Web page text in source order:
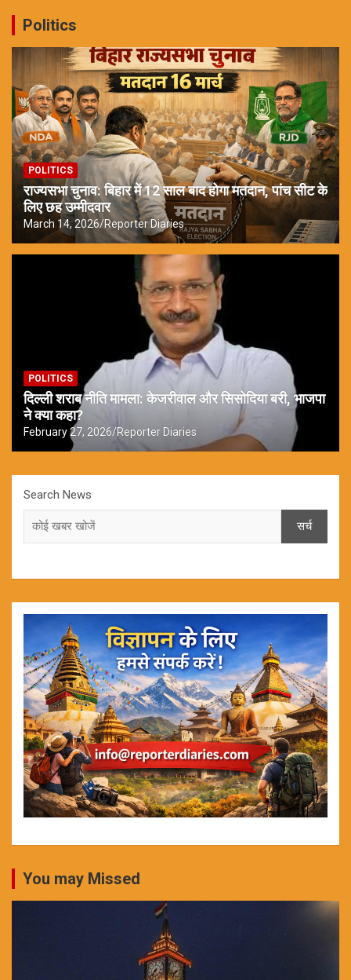
Politics
POLITICS
राज्यसभा चुनाव: बिहार में 12 साल बाद होगा मतदान, पांच सीट के
लिए छह उम्मीदवार
March 14, 2026 Reporter Diaries
POLITICS
दिल्ली शराब नीति मामला: केजरीवाल और सिसोदिया बरी, भाजपा
ने क्या कहा?
February 27, 2026 Reporter Diaries
Search News
सर्च
You may Missed